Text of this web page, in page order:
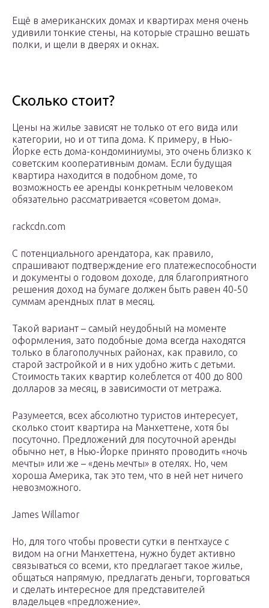
Ещё в американских домах и квартирах меня очень
удивили тонкие стены, на которые страшно вешать
полки, и щели в дверях и окнах.
Сколько стоит?
Цены на жилье зависят не только от его вида или
категории, но и от типа дома. К примеру, в Нью-
Йорке есть дома-кондоминиумы, это очень близко к
советским кооперативным домам. Если будущая
квартира находится в подобном доме, то
возможность ее аренды конкретным человеком
обязательно рассматривается «советом дома».
rackcdn.com
С потенциального арендатора, как правило,
спрашивают подтверждение его платежеспособности
и документы о годовом доходе, для благоприятного
решения доход на бумаге должен быть равен 40-50
суммам арендных плат в месяц.
Такой вариант – самый неудобный на моменте
оформления, зато подобные дома всегда находятся
только в благополучных районах, как правило, со
старой застройкой и в них удобно жить с детьми.
Стоимость таких квартир колеблется от 400 до 800
долларов за месяц, в зависимости от метража.
Разумеется, всех абсолютно туристов интересует,
сколько стоит квартира на Манхеттене, хотя бы
посуточно. Предложений для посуточной аренды
обычно нет, в Нью-Йорке принято проводить «ночь
мечты» или же – «день мечты» в отелях. Но, чем
хороша Америка, так это тем, что в ней нет ничего
невозможного.
James Willamor
Но, для того чтобы провести сутки в пентхаусе с
видом на огни Манхеттена, нужно будет активно
связываться со всеми, кто предлагает такое жилье,
общаться напрямую, предлагать деньги, торговаться
и сделать интересное для представителей
владельцев «предложение».